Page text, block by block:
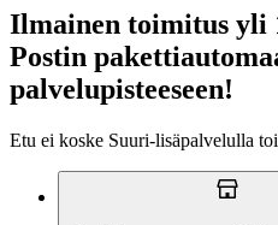
Ilmainen toimitus yli
Postin
palvelupisteeseen!
Etu ei koske Suuri‑lisäpalvelulla